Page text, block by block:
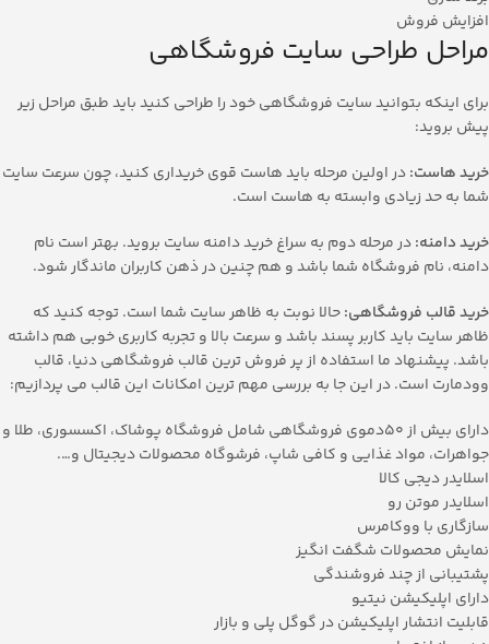
افزایش فروش
مراحل طراحی سایت فروشگاهی
برای اینکه بتوانید سایت فروشگاهی خود را طراحی کنید باید طبق مراحل زیر
پیش بروید:
خرید هاست:در اولین مرحله باید هاست قوی خریداری کنید، چون سرعت سایت
شما به حد زیادی وابسته به هاست است.
خرید دامنه:در مرحله دوم به سراغ خرید دامنه سایت بروید. بهتر است نام
دامنه، نام فروشگاه شما باشد و هم چنین در ذهن کاربران ماندگار شود.
خرید قالب فروشگاهی:حالا نوبت به ظاهر سایت شما است. توجه کنید که
ظاهر سایت باید کاربر پسند باشد و سرعت بالا و تجربه کاربری خوبی هم داشته
باشد. پیشنهاد ما استفاده از پر فروش ترین قالب فروشگاهی دنیا، قالب
وودمارت است. در این جا به بررسی مهم ترین امکانات این قالب می پردازیم:
دارای بیش از 50دموی فروشگاهی شامل فروشگاه پوشاک، اکسسوری، طلا و
جواهرات، مواد غذایی و کافی شاپ، فرشوگاه محصولات دیجیتال و….
اسلایدر دیجی کالا
اسلایدر موتن رو
سازگاری با ووکامرس
نمایش محصولات شگفت انگیز
پشتیبانی از چند فروشندگی
دارای اپلیکیشن نیتیو
قابلیت انتشار اپلیکیشن در گوگل پلی و بازار